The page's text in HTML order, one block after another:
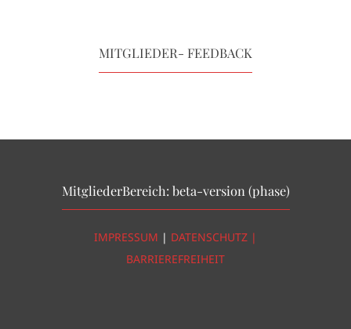
MITGLIEDER- FEEDBACK
MitgliederBereich: beta-version (phase)
IMPRESSUM | DATENSCHUTZ |
BARRIEREFREIHEIT